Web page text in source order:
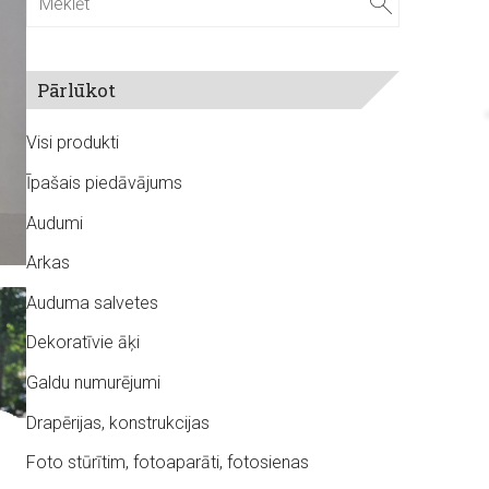
Pārlūkot
Visi produkti
Īpašais piedāvājums
Audumi
Arkas
Auduma salvetes
Dekoratīvie āķi
Galdu numurējumi
Drapērijas, konstrukcijas
Foto stūrītim, fotoaparāti, fotosienas